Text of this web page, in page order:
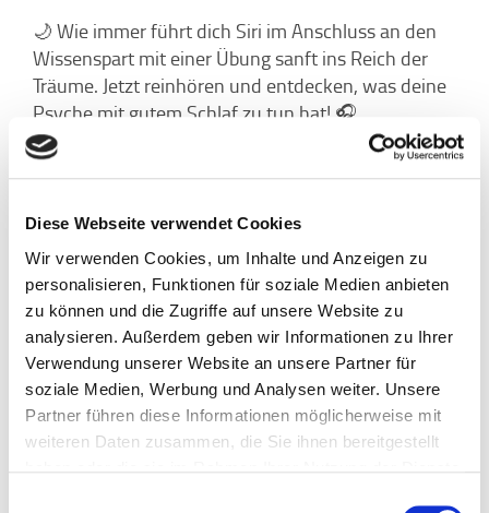
Diese Webseite verwendet Cookies
Wir verwenden Cookies, um Inhalte und Anzeigen zu
personalisieren, Funktionen für soziale Medien anbieten
zu können und die Zugriffe auf unsere Website zu
analysieren. Außerdem geben wir Informationen zu Ihrer
Verwendung unserer Website an unsere Partner für
soziale Medien, Werbung und Analysen weiter. Unsere
Partner führen diese Informationen möglicherweise mit
weiteren Daten zusammen, die Sie ihnen bereitgestellt
🌙 Wie immer führt dich Siri im Anschluss an den
Wissenspart mit einer Übung sanft ins Reich der
Träume. Jetzt reinhören und entdecken, was deine
Psyche mit gutem Schlaf zu tun hat! 🎧
Noch mehr Entspannung im Studienalltag gibt's
mit 7Mind Study, deinem Entspannungs-Guru fürs
Smartphone. Meditation und Achtsamkeit helfen
einen besseren Schlaf zu finden. Außerdem kann
Meditation dir dabei helfen, einen gesunden
Umgang mit Stress zu finden. Alle Inhalte der App
sind speziell auf deine Bedürfnisse im Studium
zugeschnitten - und mit deiner Registrierung beim
BARMER Campus Coach komplett kostenfrei für
dich nutzbar!Probier es aus und komm